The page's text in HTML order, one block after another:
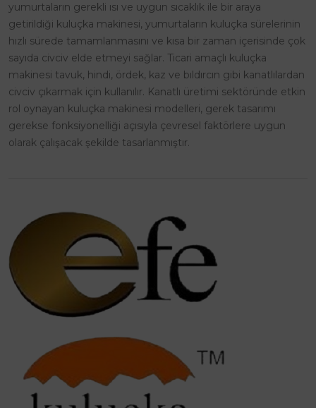
yumurtaların gerekli ısı ve uygun sıcaklık ile bir araya
getirildiği kuluçka makinesi, yumurtaların kuluçka sürelerinin
hızlı sürede tamamlanmasını ve kısa bir zaman içerisinde çok
sayıda civciv elde etmeyi sağlar. Ticari amaçlı kuluçka
makinesi tavuk, hindi, ördek, kaz ve bıldırcın gibi kanatlılardan
civciv çıkarmak için kullanılır. Kanatlı üretimi sektöründe etkin
rol oynayan kuluçka makinesi modelleri, gerek tasarımı
gerekse fonksiyonelliği açısıyla çevresel faktörlere uygun
olarak çalışacak şekilde tasarlanmıştır.